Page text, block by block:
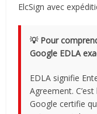
ElcSign avec
💡 Pour
Google EDLA
EDLA signifie
Agreement.
Google certifie